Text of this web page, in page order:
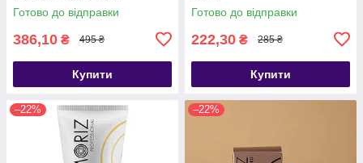
Готово до відправки
386,10 ₴ 495 ₴
Купити
Готово до відправки
222,30 ₴ 285 ₴
Купити
–22% –22%